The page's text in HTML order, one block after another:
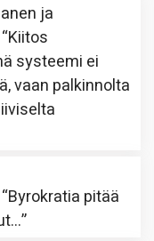
ja
Kiitos
systeemi ei
vaan palkinnolta
Byrokratia pitää
”